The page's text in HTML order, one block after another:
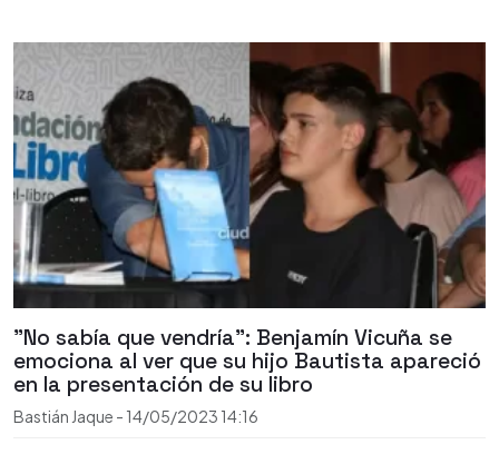
"No sabía que vendría": Benjamín Vicuña se
emociona al ver que su hijo Bautista apareció
en la presentación de su libro
Bastián Jaque - 14/05/2023 14:16